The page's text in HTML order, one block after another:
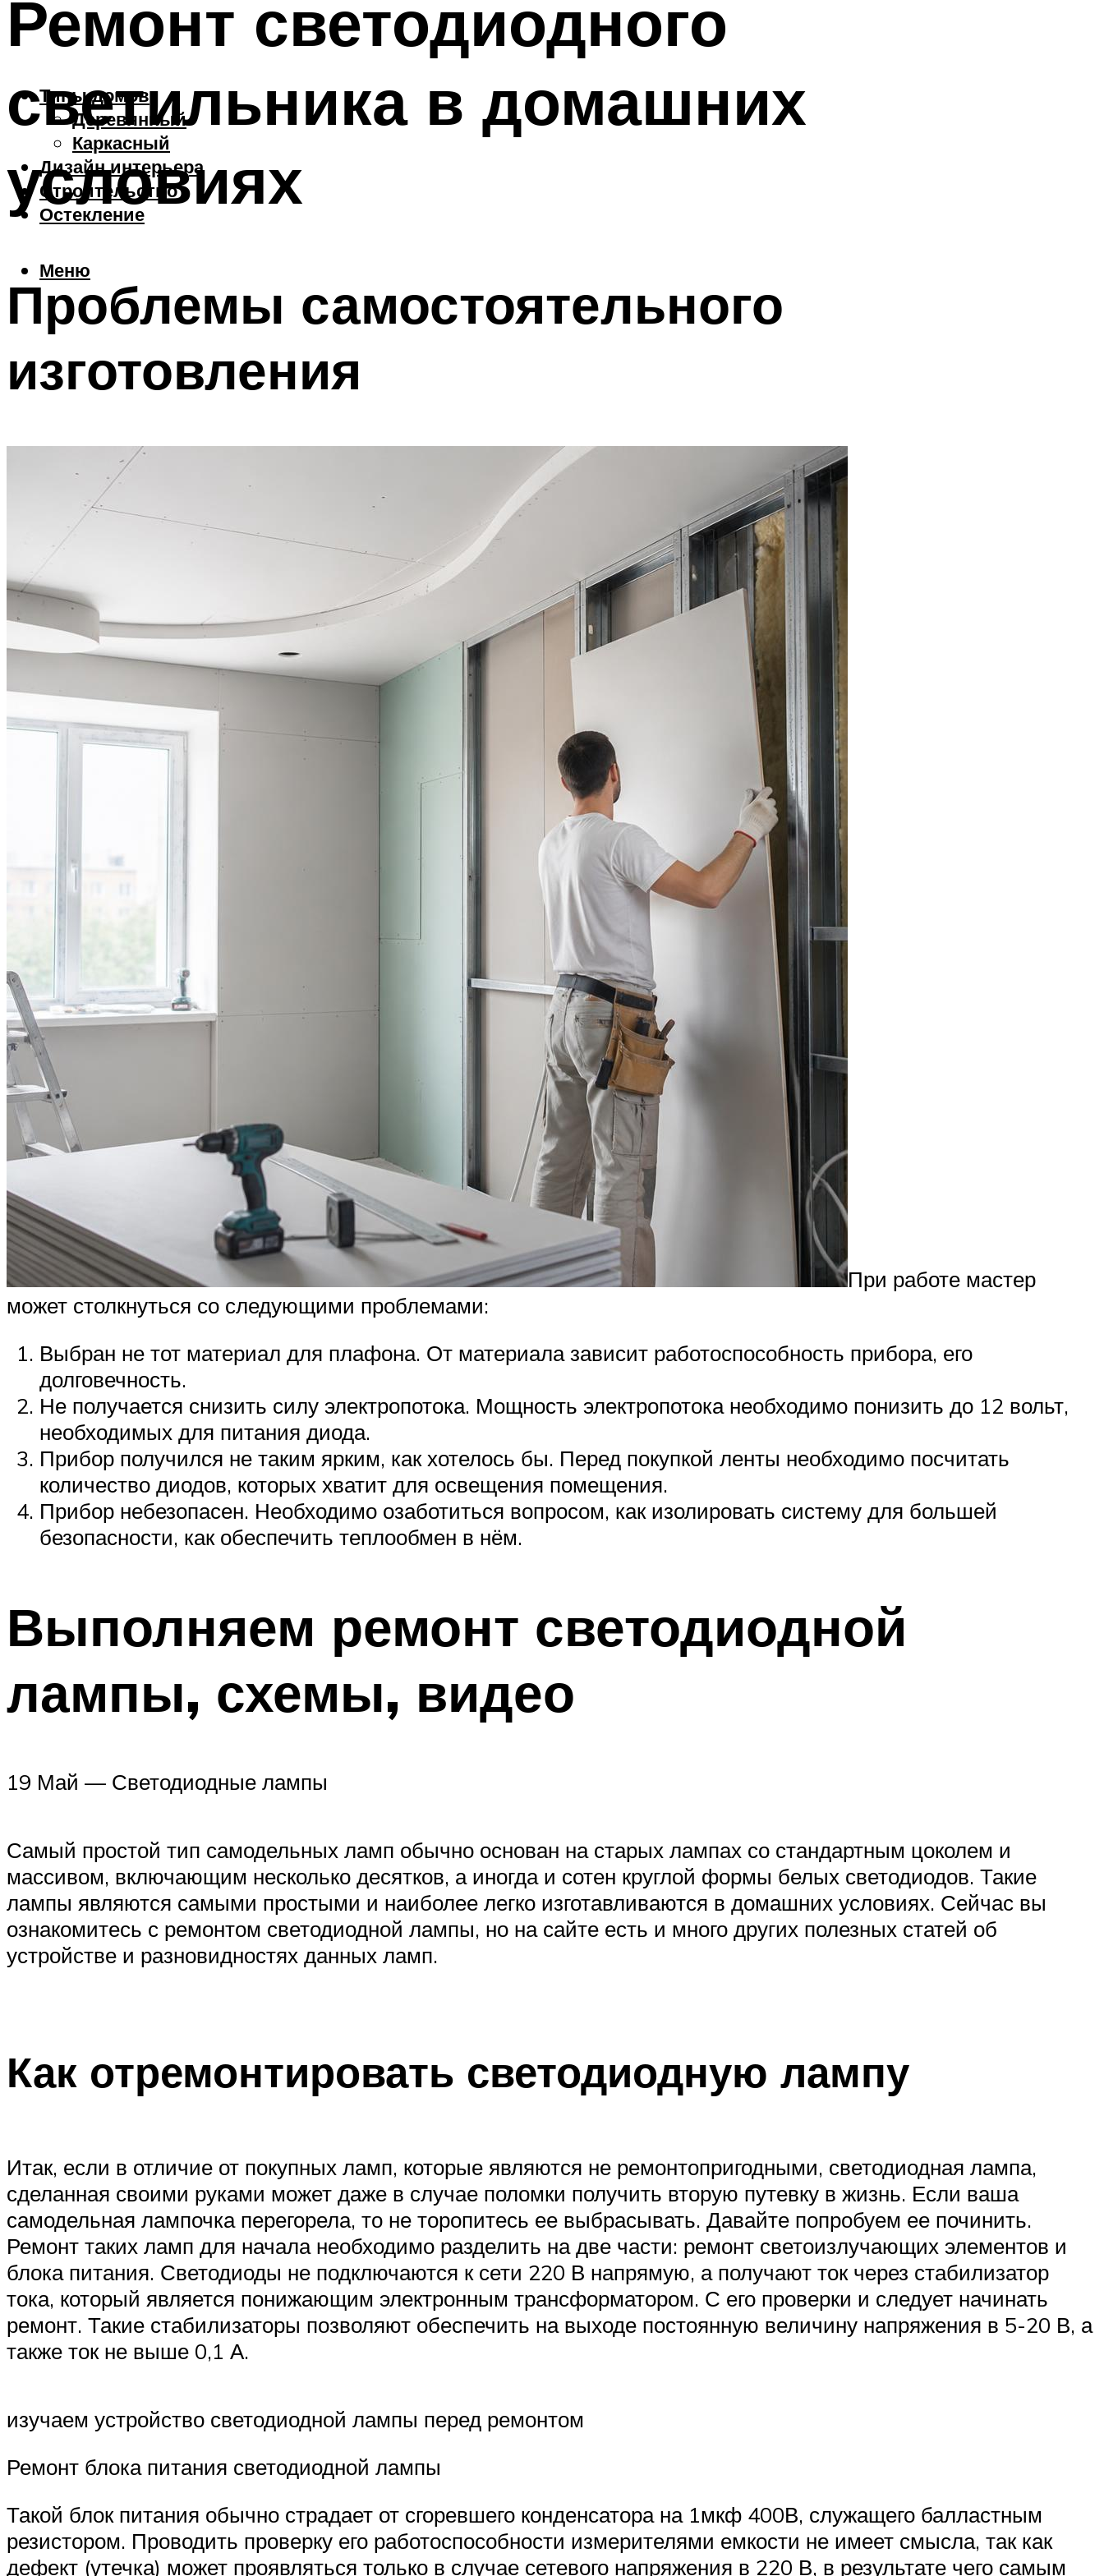
Типы домов
Деревянный
Каркасный
Дизайн интерьера
Строительство
Остекление
Меню
Ремонт светодиодного
светильника в домашних
условиях
Проблемы самостоятельного
изготовления
При работе мастер
может столкнуться со следующими проблемами:
Выбран не тот материал для плафона. От материала зависит работоспособность прибора, его
долговечность.
Не получается снизить силу электропотока. Мощность электропотока необходимо понизить до 12 вольт,
необходимых для питания диода.
Прибор получился не таким ярким, как хотелось бы. Перед покупкой ленты необходимо посчитать
количество диодов, которых хватит для освещения помещения.
Прибор небезопасен. Необходимо озаботиться вопросом, как изолировать систему для большей
безопасности, как обеспечить теплообмен в нём.
Выполняем ремонт светодиодной
лампы, схемы, видео
19 Май — Светодиодные лампы
Самый простой тип самодельных ламп обычно основан на старых лампах со стандартным цоколем и
массивом, включающим несколько десятков, а иногда и сотен круглой формы белых светодиодов. Такие
лампы являются самыми простыми и наиболее легко изготавливаются в домашних условиях. Сейчас вы
ознакомитесь с ремонтом светодиодной лампы, но на сайте есть и много других полезных статей об
устройстве и разновидностях данных ламп.
Как отремонтировать светодиодную лампу
Итак, если в отличие от покупных ламп, которые являются не ремонтопригодными, светодиодная лампа,
сделанная своими руками может даже в случае поломки получить вторую путевку в жизнь. Если ваша
самодельная лампочка перегорела, то не торопитесь ее выбрасывать. Давайте попробуем ее починить.
Ремонт таких ламп для начала необходимо разделить на две части: ремонт светоизлучающих элементов и
блока питания. Светодиоды не подключаются к сети 220 В напрямую, а получают ток через стабилизатор
тока, который является понижающим электронным трансформатором. С его проверки и следует начинать
ремонт. Такие стабилизаторы позволяют обеспечить на выходе постоянную величину напряжения в 5-20 В, а
также ток не выше 0,1 А.
изучаем устройство светодиодной лампы перед ремонтом
Ремонт блока питания светодиодной лампы
Такой блок питания обычно страдает от сгоревшего конденсатора на 1мкф 400В, служащего балластным
резистором. Проводить проверку его работоспособности измерителями емкости не имеет смысла, так как
дефект (утечка) может проявляться только в случае сетевого напряжения в 220 В, в результате чего самым